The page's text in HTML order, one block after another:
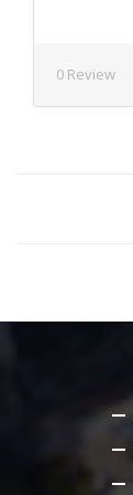
0 Review